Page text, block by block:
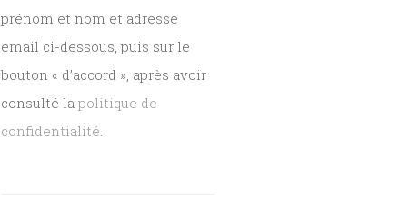
prénom et nom et adresse
email ci-dessous, puis sur le
bouton « d’accord », après avoir
consulté lapolitique de
confidentialité.